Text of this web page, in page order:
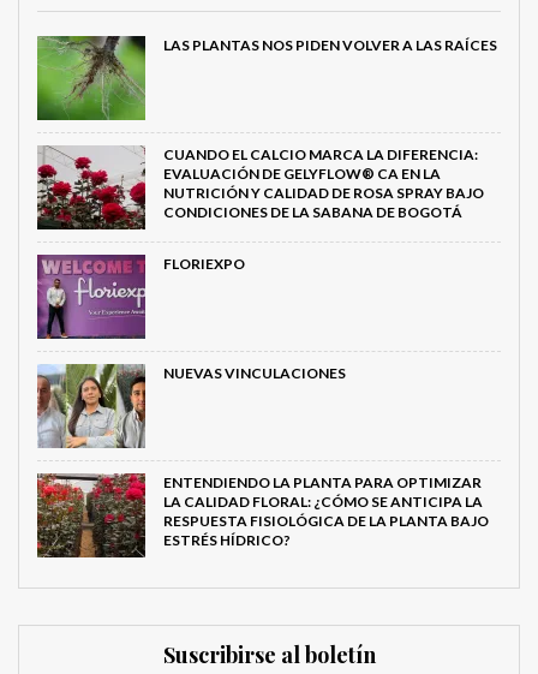
LAS PLANTAS NOS PIDEN VOLVER A LAS RAÍCES
CUANDO EL CALCIO MARCA LA DIFERENCIA:
EVALUACIÓN DE GELYFLOW® CA EN LA
NUTRICIÓN Y CALIDAD DE ROSA SPRAY BAJO
CONDICIONES DE LA SABANA DE BOGOTÁ
FLORIEXPO
NUEVAS VINCULACIONES
ENTENDIENDO LA PLANTA PARA OPTIMIZAR
LA CALIDAD FLORAL: ¿CÓMO SE ANTICIPA LA
RESPUESTA FISIOLÓGICA DE LA PLANTA BAJO
ESTRÉS HÍDRICO?
Suscribirse al boletín